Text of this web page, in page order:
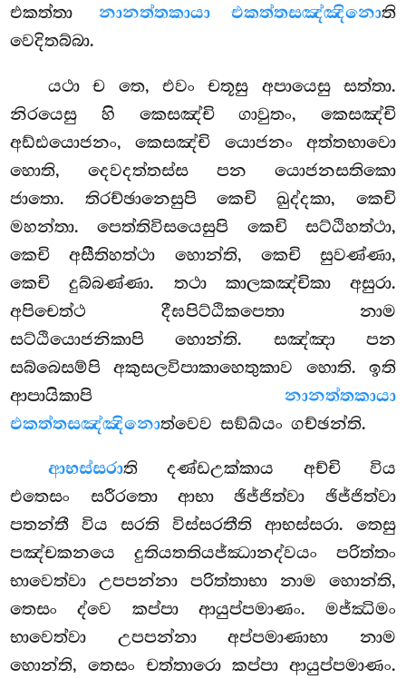
එකත්තා නානත්තකායා එකත්තසඤ්ඤිනොති
වෙදිතබ්බා.
යථාච තෙ, එවං චතූසු අපායෙසු සත්තා.
නිරයෙසු හි කෙසඤ්චි ගාවුතං, කෙසඤ්චි
අඩ්ඪයොජනං, කෙසඤ්චි යොජනං අත්තභාවො
හොති, දෙවදත්තස්ස පන යොජනසතිකො
ජාතො. තිරච්ඡානෙසුපි කෙචි ඛුද්දකා, කෙචි
මහන්තා. පෙත්තිවිසයෙසුපි කෙචි සට්ඨිහත්ථා,
කෙචි අසීතිහත්ථා හොන්ති, කෙචි සුවණ්ණා,
කෙචි දුබ්බණ්ණා. තථා කාලකඤ්චිකා අසුරා.
අපිචෙත්ථ දීඝපිට්ඨිකපෙතා නාම
සට්ඨියොජනිකාපි හොන්ති. සඤ්ඤා පන
සබ්බෙසම්පි අකුසලවිපාකාහෙතුකාව හොති. ඉති
ආපායිකාපි නානත්තකායා
එකත්තසඤ්ඤිනොත්වෙව සඞ්ඛ්යං ගච්ඡන්ති.
ආභස්සරාති දණ්ඩඋක්කාය අච්චි විය
එතෙසං සරීරතො ආභා ඡිජ්ජිත්වා ඡිජ්ජිත්වා
පතන්තී විය සරති විස්සරතීති ආභස්සරා. තෙසු
පඤ්චකනයෙ දුතියතතියජ්ඣානද්වයං පරිත්තං
භාවෙත්වා උපපන්නා පරිත්තාභා නාම හොන්ති,
තෙසං ද්වෙ කප්පා ආයුප්පමාණං. මජ්ඣිමං
භාවෙත්වා උපපන්නා අප්පමාණාභා නාම
හොන්ති, තෙසං චත්තාරො කප්පා ආයුප්පමාණං.